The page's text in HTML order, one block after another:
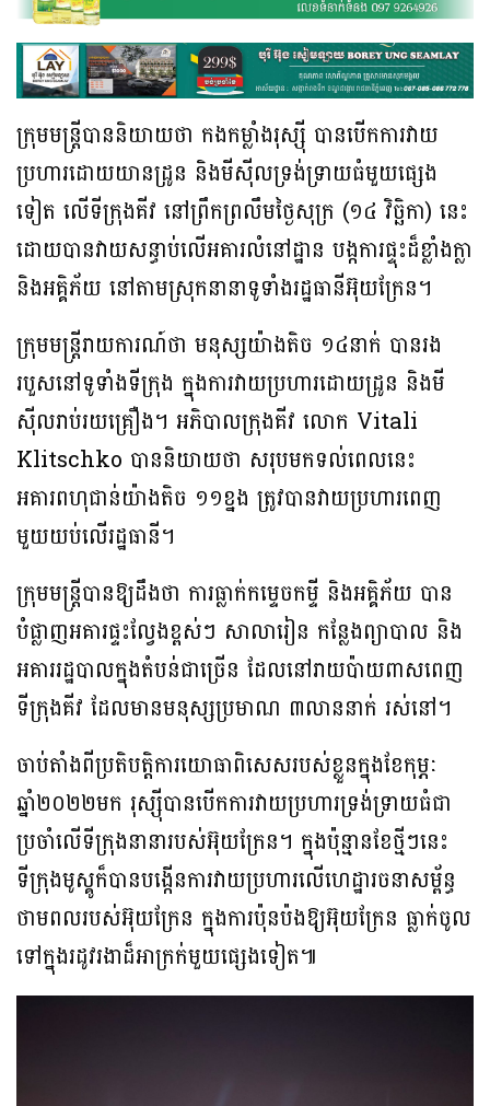
ក្រុមមន្ត្រីបាននិយាយថា កងកម្លាំងរុស្ស៊ី បានបើកការវាយ
ប្រហារដោយយានដ្រូន និងមីស៊ីលទ្រង់ទ្រាយធំមួយផ្សេង
ទៀត លើទីក្រុងគីវ នៅព្រឹកព្រលឹមថ្ងៃសុក្រ (១៤ វិច្ឆិកា) នេះ
ដោយបានវាយសន្ធាប់លើអគារលំនៅដ្ឋាន បង្កការផ្ទុះដ៏ខ្លាំងក្លា
និងអគ្គិភ័យ នៅតាមស្រុកនានាទូទាំងរដ្ឋធានីអ៊ុយក្រែន។
ក្រុមមន្ត្រីរាយការណ៍ថា មនុស្សយ៉ាងតិច ១៤នាក់ បានរង
របួសនៅទូទាំងទីក្រុង ក្នុងការវាយប្រហារដោយដ្រូន និងមី
ស៊ីលរាប់រយគ្រឿង។ អភិបាលក្រុងគីវ លោក Vitali
Klitschko បាននិយាយថា សរុបមកទល់ពេលនេះ
អគារពហុជាន់យ៉ាងតិច ១១ខ្នង ត្រូវបានវាយប្រហារពេញ
មួយយប់លើរដ្ឋធានី។
ក្រុមមន្ត្រីបានឱ្យដឹងថា ការធ្លាក់កម្ទេចកម្ទី និងអគ្គិភ័យ បាន
បំផ្លាញអគារផ្ទះល្វែងខ្ពស់ៗ សាលារៀន កន្លែងព្យាបាល និង
អគាររដ្ឋបាលក្នុងតំបន់ជាច្រើន ដែលនៅរាយប៉ាយពាសពេញ
ទីក្រុងគីវ ដែលមានមនុស្សប្រមាណ ៣លាននាក់ រស់នៅ។
ចាប់តាំងពីប្រតិបត្តិការយោធាពិសេសរបស់ខ្លួនក្នុងខែកុម្ភៈ
ឆ្នាំ២០២២មក រុស្ស៊ីបានបើកការវាយប្រហារទ្រង់ទ្រាយធំជា
ប្រចាំលើទីក្រុងនានារបស់អ៊ុយក្រែន។ ក្នុងប៉ុន្មានខែថ្មីៗនេះ
ទីក្រុងមូស្គូក៏បានបង្កើនការវាយប្រហារលើហេដ្ឋារចនាសម្ព័ន្ធ
ថាមពលរបស់អ៊ុយក្រែន ក្នុងការប៉ុនប៉ងឱ្យអ៊ុយក្រែន ធ្លាក់ចូល
ទៅក្នុងរដូវរងាដ៏អាក្រក់មួយផ្សេងទៀត៕